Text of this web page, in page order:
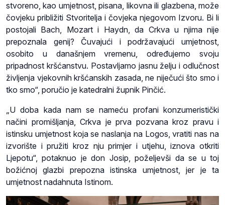
stvoreno, kao umjetnost, pisana, likovna ili glazbena, može
čovjeku približiti Stvoritelja i čovjeka njegovom Izvoru. Bi li
postojali Bach, Mozart i Haydn, da Crkva u njima nije
prepoznala genij? Čuvajući i podržavajući umjetnost,
osobito u današnjem vremenu, određujemo svoju
pripadnost kršćanstvu. Postavljamo jasnu želju i odlučnost
življenja vjekovnih kršćanskih zasada, ne niječući što smo i
tko smo“, poručio je katedralni župnik Pinčić.
„U doba kada nam se nameću profani konzumeristički
načini promišljanja, Crkva je prva pozvana kroz pravu i
istinsku umjetnost koja se naslanja na Logos, vratiti nas na
izvorište i pružiti kroz nju primjer i utjehu, iznova otkriti
Ljepotu“, potaknuo je don Josip, poželjevši da se u toj
božićnoj glazbi prepozna istinska umjetnost, jer je ta
umjetnost nadahnuta Istinom.